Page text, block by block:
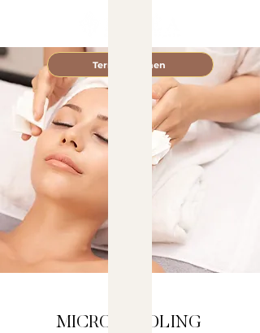
Termin buchen
MICRONEEDLING